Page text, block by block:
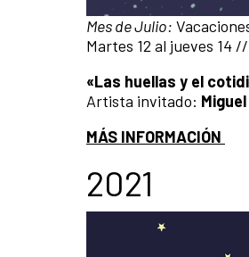
Mes de Julio:
Martes 12 al jueves 14
«Las huellas y el
Artista invitado: Miguel
MÁS INFORMACIÓN
2021